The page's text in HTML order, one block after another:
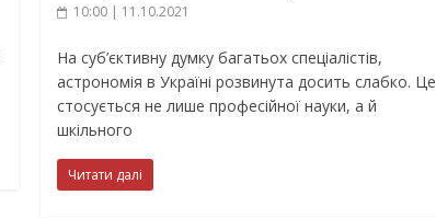
10:00 | 11.10.2021
На суб’єктивну думку багатьох спеціалістів,
астрономія в Україні розвинута досить слабко. Це
стосується не лише професійної науки, а й
шкільного
Читати далі